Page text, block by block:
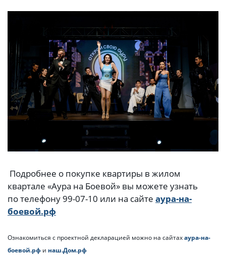
Подробнее о покупке квартиры в жилом
квартале «Аура на Боевой» вы можете узнать
по телефону 99-07-10 или на сайте аура-на-
боевой.рф
Ознакомиться с проектной декларацией можно на сайтахаура-на-
боевой.рф и наш.Дом.рф